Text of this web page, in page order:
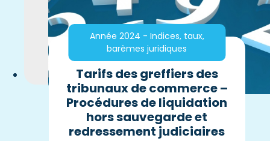
Année 2024 - Indices, taux,
barèmes juridiques
Tarifs des greffiers des
tribunaux de commerce –
Procédures de liquidation
hors sauvegarde et
redressement judiciaires